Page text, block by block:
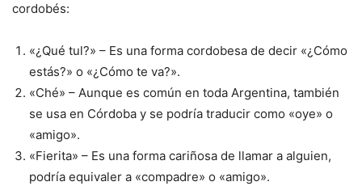
cordobés:
«¿Qué tul?» – Es una forma cordobesa de decir «¿Cómo
estás?» o «¿Cómo te va?».
«Ché» – Aunque es común en toda Argentina, también
se usa en Córdoba y se podría traducir como «oye» o
«amigo».
«Fierita» – Es una forma cariñosa de llamar a alguien,
podría equivaler a «compadre» o «amigo».